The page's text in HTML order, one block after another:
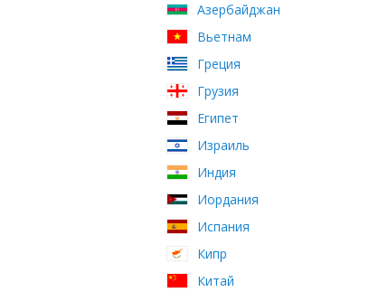
Азербайджан
Вьетнам
Греция
Грузия
Египет
Израиль
Индия
Иордания
Испания
Кипр
Китай